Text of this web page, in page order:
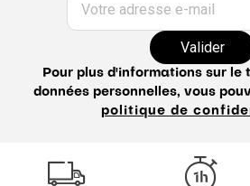
Votre adresse e-mail
Valider
Pour plus d'informations sur le
données personnelles, vous
politique de